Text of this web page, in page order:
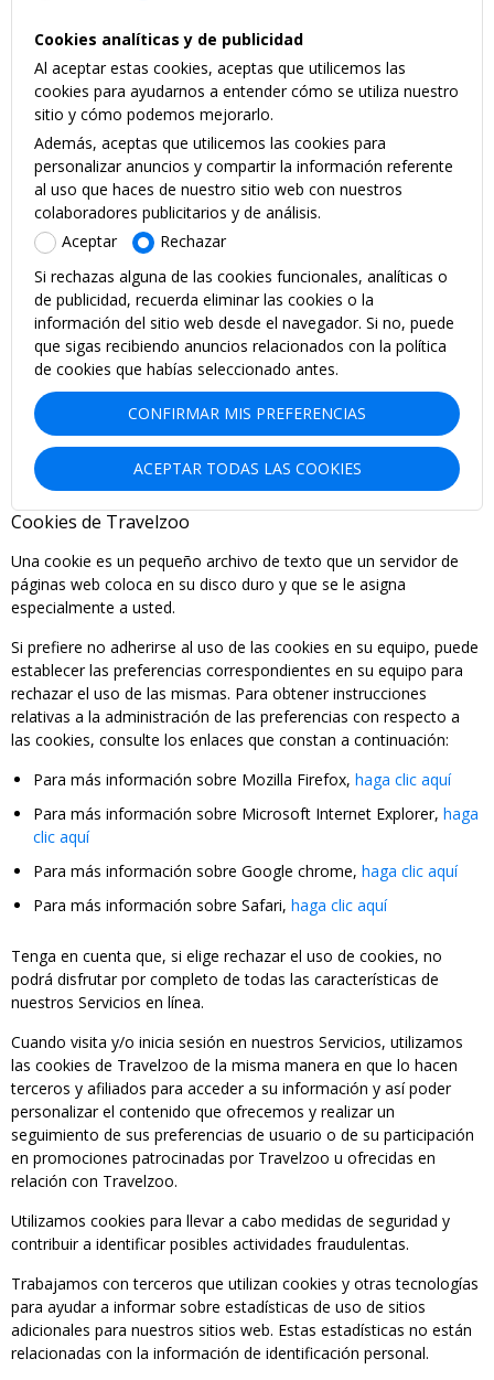
Cookies analíticas y de publicidad
Al aceptar estas cookies, aceptas que utilicemos las
cookies para ayudarnos a entender cómo se utiliza nuestro
sitio y cómo podemos mejorarlo.
Además, aceptas que utilicemos las cookies para
personalizar anuncios y compartir la información referente
al uso que haces de nuestro sitio web con nuestros
colaboradores publicitarios y de análisis.
Aceptar
Rechazar
Si rechazas alguna de las cookies funcionales, analíticas o
de publicidad, recuerda eliminar las cookies o la
información del sitio web desde el navegador. Si no, puede
que sigas recibiendo anuncios relacionados con la política
de cookies que habías seleccionado antes.
CONFIRMAR MIS PREFERENCIAS
ACEPTAR TODAS LAS COOKIES
Cookies de Travelzoo
Una cookie es un pequeño archivo de texto que un servidor de
páginas web coloca en su disco duro y que se le asigna
especialmente a usted.
Si prefiere no adherirse al uso de las cookies en su equipo, puede
establecer las preferencias correspondientes en su equipo para
rechazar el uso de las mismas. Para obtener instrucciones
relativas a la administración de las preferencias con respecto a
las cookies, consulte los enlaces que constan a continuación:
Para más información sobre Mozilla Firefox, haga clic aquí
Para más información sobre Microsoft Internet Explorer, haga
clic aquí
Para más información sobre Google chrome, haga clic aquí
Para más información sobre Safari, haga clic aquí
Tenga en cuenta que, si elige rechazar el uso de cookies, no
podrá disfrutar por completo de todas las características de
nuestros Servicios en línea.
Cuando visita y/o inicia sesión en nuestros Servicios, utilizamos
las cookies de Travelzoo de la misma manera en que lo hacen
terceros y afiliados para acceder a su información y así poder
personalizar el contenido que ofrecemos y realizar un
seguimiento de sus preferencias de usuario o de su participación
en promociones patrocinadas por Travelzoo u ofrecidas en
relación con Travelzoo.
Utilizamos cookies para llevar a cabo medidas de seguridad y
contribuir a identificar posibles actividades fraudulentas.
Trabajamos con terceros que utilizan cookies y otras tecnologías
para ayudar a informar sobre estadísticas de uso de sitios
adicionales para nuestros sitios web. Estas estadísticas no están
relacionadas con la información de identificación personal.